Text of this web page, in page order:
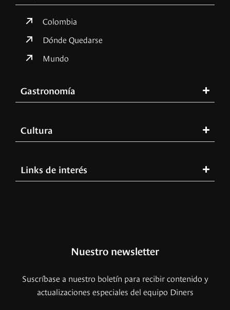
Colombia
Dónde Quedarse
Mundo
Gastronomía
Cultura
Links de interés
Nuestro newsletter
Suscríbase a nuestro boletín para recibir contenido y
actualizaciones especiales del equipo Diners